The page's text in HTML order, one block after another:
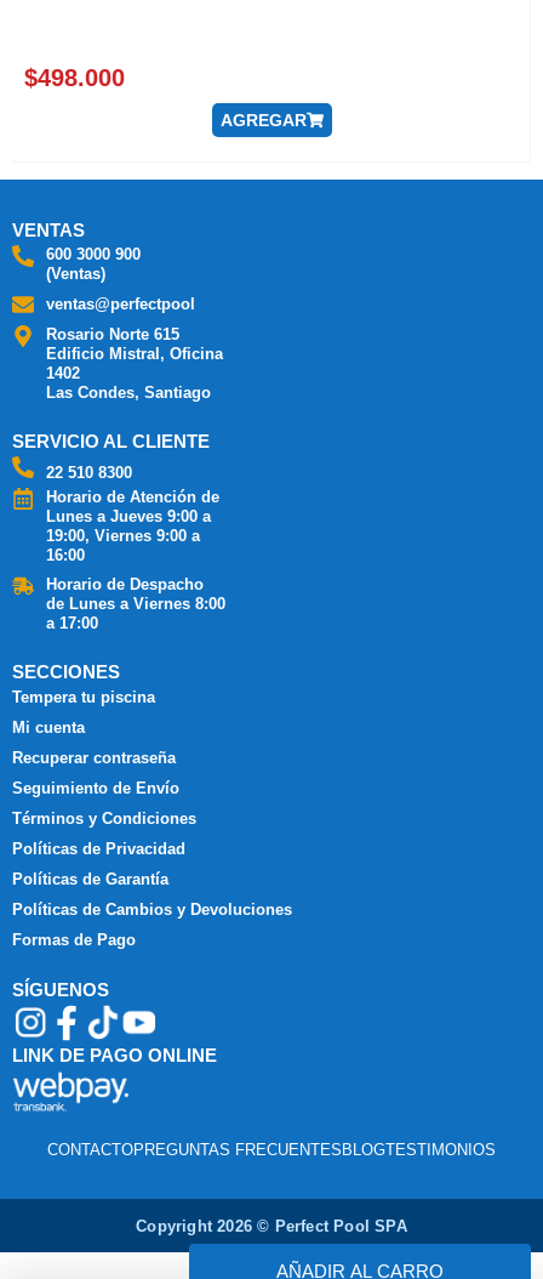
AÑADIR AL CARRO
$498.000
AGREGAR
VENTAS
600 3000 900
(Ventas)
ventas@perfectpool
Rosario Norte 615
Edificio Mistral, Oficina
1402
Las Condes, Santiago
SERVICIO AL CLIENTE
22 510 8300
Horario de Atención de
Lunes a Jueves 9:00 a
19:00, Viernes 9:00 a
16:00
Horario de Despacho
de Lunes a Viernes 8:00
a 17:00
SECCIONES
Tempera tu piscina
Mi cuenta
Recuperar contraseña
Seguimiento de Envío
Términos y Condiciones
Políticas de Privacidad
Políticas de Garantía
Políticas de Cambios y Devoluciones
Formas de Pago
SÍGUENOS
LINK DE PAGO ONLINE
CONTACTOPREGUNTAS FRECUENTES BLOGTESTIMONIOS
Copyright 2026 © Perfect Pool SPA